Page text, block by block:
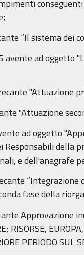
“Il sistema dei
avente ad oggetto
"Attuazione
"Attuazione
ad oggetto
della
e dell'anagrafe
fase della
Approvazione
RISORSE,
PERIODO SUL